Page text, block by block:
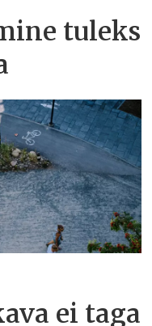
tuleks
ei taga